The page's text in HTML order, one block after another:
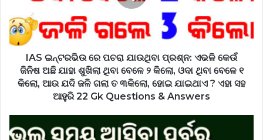
IAS ଇନ୍ଟରଭିଉ ରେ ପଚରା ଯାଉଥିବା ପ୍ରଶ୍ନ: ଏଭଳି କେଉଁ
ଜିନିଷ ଅଛି ଯାହା ଶୁଖିଲା ଥିବା ବେଳେ ୨ କିଲୋ, ଓଦା ଥିବା ବେଳେ ୧
କିଲୋ, ଆଉ ଯଦି ଜଳି ଗଲା ତ ୩କିଲୋ, ହୋଇ ଯାଇଥାଏ ? ଏହା ସହ
ଆହୁରି 22 Gk Questions & Answers